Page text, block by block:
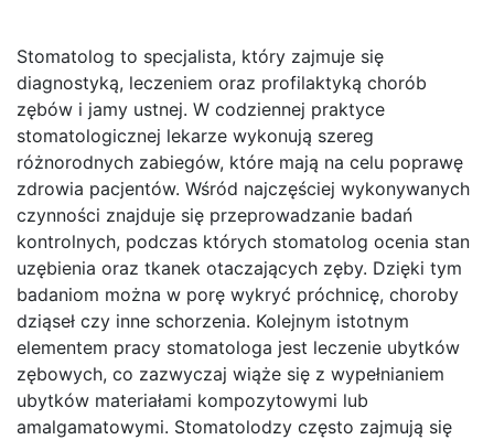
Stomatolog to specjalista, który zajmuje się
diagnostyką, leczeniem oraz profilaktyką chorób
zębów i jamy ustnej. W codziennej praktyce
stomatologicznej lekarze wykonują szereg
różnorodnych zabiegów, które mają na celu poprawę
zdrowia pacjentów. Wśród najczęściej wykonywanych
czynności znajduje się przeprowadzanie badań
kontrolnych, podczas których stomatolog ocenia stan
uzębienia oraz tkanek otaczających zęby. Dzięki tym
badaniom można w porę wykryć próchnicę, choroby
dziąseł czy inne schorzenia. Kolejnym istotnym
elementem pracy stomatologa jest leczenie ubytków
zębowych, co zazwyczaj wiąże się z wypełnianiem
ubytków materiałami kompozytowymi lub
amalgamatowymi. Stomatolodzy często zajmują się